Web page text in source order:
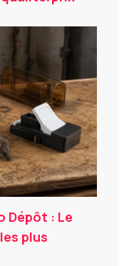
Dépôt : Le
plus